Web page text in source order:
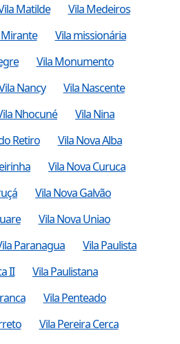
Matilde
Vila Medeiros
Vila missionária
Vila Monumento
Nancy
Vila Nascente
Nhocuné
Vila Nina
Retiro
Vila Nova Alba
Vila Nova Curuca
Vila Nova Galvão
Vila Nova Uniao
Paranagua
Vila Paulista
II
Vila Paulistana
Vila Penteado
Vila Pereira Cerca